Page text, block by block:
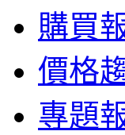
購買
價格
專題